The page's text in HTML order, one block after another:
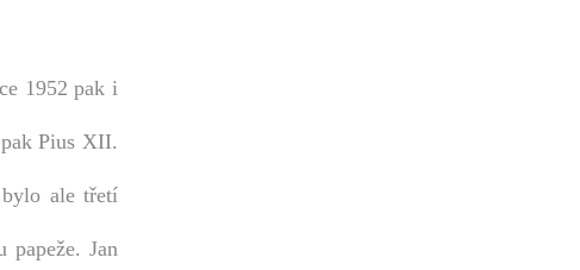
1952 pak i
Pius XII.
ale třetí
papeže. Jan